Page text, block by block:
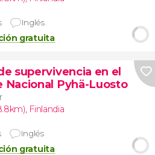
Inglés
gratuita
supervivencia en el
Nacional Pyhä-Luosto
, Finlandia
Inglés
gratuita